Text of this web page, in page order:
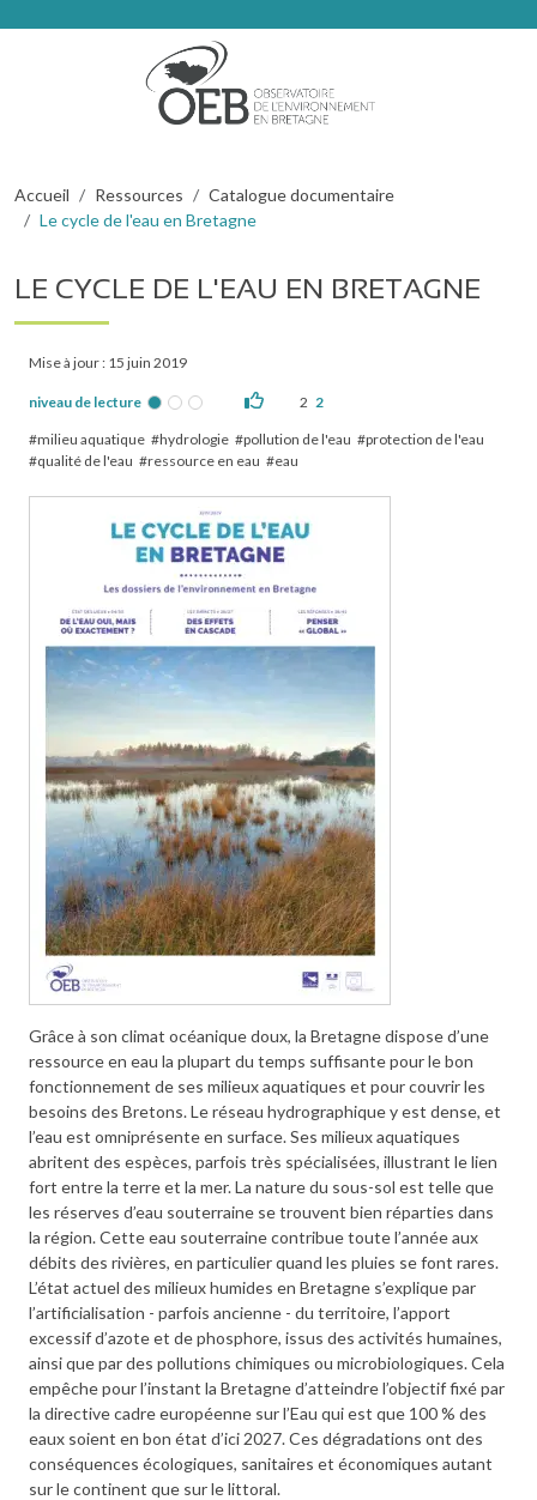
Fil d'Ariane
Accueil Ressources
Catalogue documentaire
Le cycle de l'eau en Bretagne
LE CYCLE DE L'EAU EN BRETAGNE
Mise à jour : 15 juin 2019
niveau de lecture 2 2
milieu aquatique hydrologie pollution de l'eau
protection de l'eau
qualité de l'eau
ressource en eau eau
Grâce à son climat océanique doux, la Bretagne dispose d’une
ressource en eau la plupart du temps suffisante pour le bon
fonctionnement de ses milieux aquatiques et pour couvrir les
besoins des Bretons. Le réseau hydrographique y est dense, et
l’eau est omniprésente en surface. Ses milieux aquatiques
abritent des espèces, parfois très spécialisées, illustrant le lien
fort entre la terre et la mer. La nature du sous-sol est telle que
les réserves d’eau souterraine se trouvent bien réparties dans
la région. Cette eau souterraine contribue toute l’année aux
débits des rivières, en particulier quand les pluies se font rares.
L’état actuel des milieux humides en Bretagne s’explique par
l’artificialisation - parfois ancienne - du territoire, l’apport
excessif d’azote et de phosphore, issus des activités humaines,
ainsi que par des pollutions chimiques ou microbiologiques. Cela
empêche pour l’instant la Bretagne d’atteindre l’objectif fixé par
la directive cadre européenne sur l’Eau qui est que 100 % des
eaux soient en bon état d’ici 2027. Ces dégradations ont des
conséquences écologiques, sanitaires et économiques autant
sur le continent que sur le littoral.